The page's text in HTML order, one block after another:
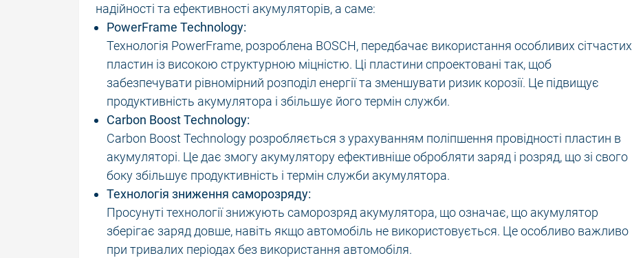
надійності та ефективності акумуляторів, а саме:
PowerFrame Technology:
Технологія PowerFrame, розроблена BOSCH, передбачає використання особливих сітчастих
пластин із високою структурною міцністю. Ці пластини спроектовані так, щоб
забезпечувати рівномірний розподіл енергії та зменшувати ризик корозії. Це підвищує
продуктивність акумулятора і збільшує його термін служби.
Carbon Boost Technology:
Carbon Boost Technology розробляється з урахуванням поліпшення провідності пластин в
акумуляторі. Це дає змогу акумулятору ефективніше обробляти заряд і розряд, що зі свого
боку збільшує продуктивність і термін служби акумулятора.
Технологія зниження саморозряду:
Просунуті технології знижують саморозряд акумулятора, що означає, що акумулятор
зберігає заряд довше, навіть якщо автомобіль не використовується. Це особливо важливо
при тривалих періодах без використання автомобіля.